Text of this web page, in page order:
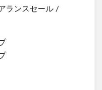
ランスセール /